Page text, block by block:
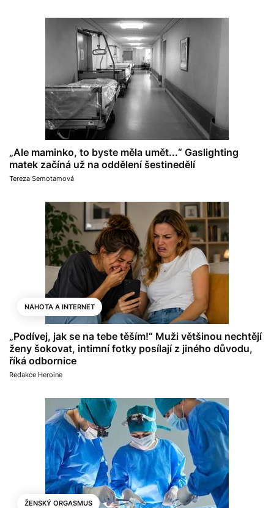
„Ale maminko, to byste měla umět...“ Gaslighting
matek začíná už na oddělení šestinedělí
Tereza Semotamová
NAHOTA A INTERNET
„Podívej, jak se na tebe těším!“ Muži většinou nechtějí
ženy šokovat, intimní fotky posílají z jiného důvodu,
říká odbornice
Redakce Heroine
ŽENSKÝ ORGASMUS